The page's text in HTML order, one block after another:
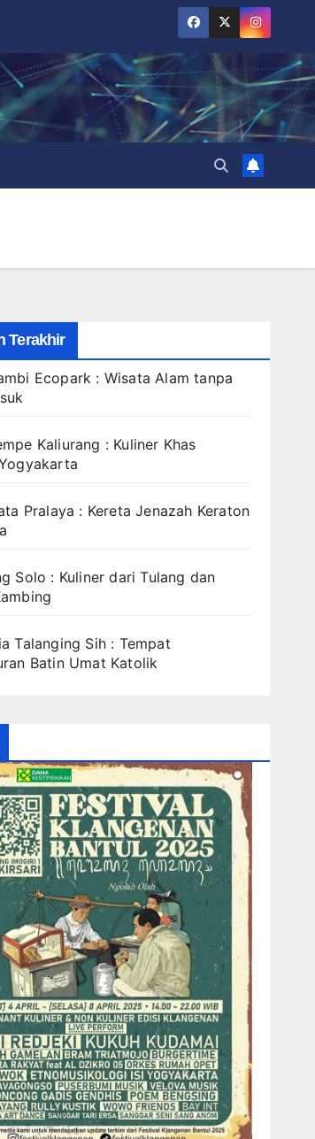
Terakhir
Ecopark : Wisata Alam tanpa
Kaliurang : Kuliner Khas
Pralaya : Kereta Jenazah Keraton
Solo : Kuliner dari Tulang dan
Talanging Sih : Tempat
Batin Umat Katolik